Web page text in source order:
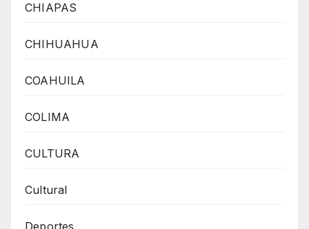
CHIAPAS
CHIHUAHUA
COAHUILA
COLIMA
CULTURA
Cultural